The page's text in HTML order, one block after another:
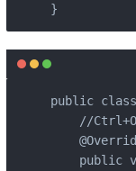
}
public class
    //Ctrl+O
public